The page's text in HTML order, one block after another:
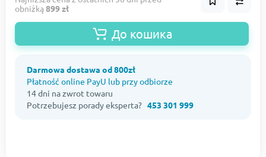
obniżką899 zł
До кошика
Darmowa dostawa od 800zł
Płatność online PayU lub przy odbiorze
14 dni na zwrot towaru
Potrzebujesz porady eksperta? 453 301 999